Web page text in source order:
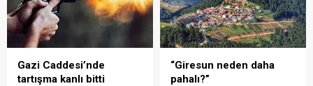
süresi de 16 Ağustos'a
kadar uzatıldı.
alamadığını savunarak,
Giresun milletvekillerini
sessiz kalmakla suçladı.
Gazi Caddesi’nde
tartışma kanlı bitti
“Giresun neden daha
pahalı?”